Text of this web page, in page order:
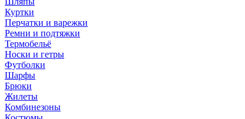
Куртки
Перчатки и варежки
Ремни и подтяжки
Термобельё
Носки и гетры
Футболки
Шарфы
Брюки
Жилеты
Комбинезоны